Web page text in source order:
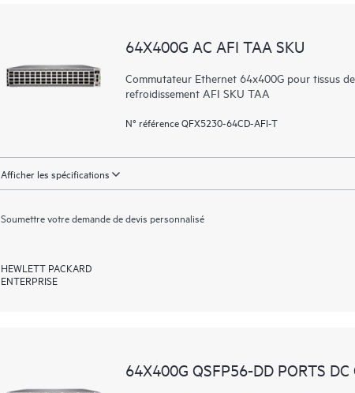
64X400G AC AFI TAA SKU
Commutateur Ethernet 64x400G pour tissus
refroidissement AFI SKU TAA
N° référence QFX5230-64CD-AFI-T
Afficher les spécifications
Soumettre votre demande de devis personnalisé
HEWLETT PACKARD
ENTERPRISE
64X400G QSFP56-DD PORTS DC